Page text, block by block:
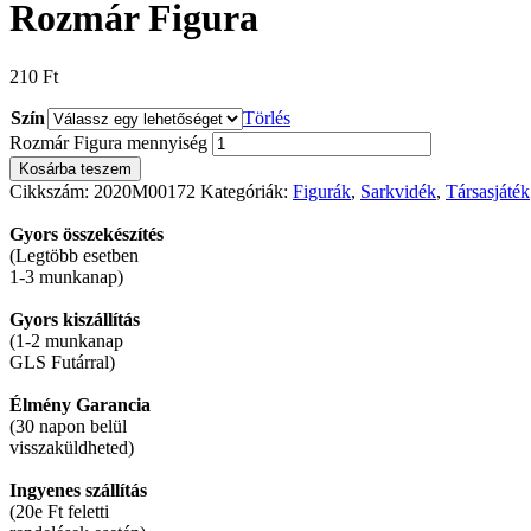
Rozmár Figura
210 Ft
Szín
Törlés
Rozmár Figura mennyiség
Kosárba teszem
Cikkszám: 2020M00172 Kategóriák: Figurák, Sarkvidék, Társasjáték
Gyors összekészítés
(Legtöbb esetben
1-3 munkanap)
Gyors kiszállítás
(1-2 munkanap
GLS Futárral)
Élmény Garancia
(30 napon belül
visszaküldheted)
Ingyenes szállítás
(20e Ft feletti